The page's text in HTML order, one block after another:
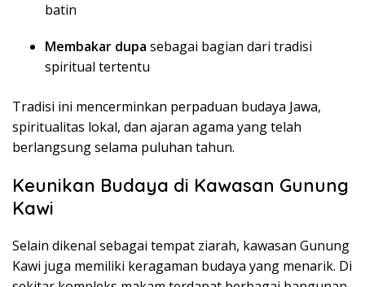
batin
Membakar dupa sebagai bagian dari tradisi
spiritual tertentu
Tradisi ini mencerminkan perpaduan budaya Jawa,
spiritualitas lokal, dan ajaran agama yang telah
berlangsung selama puluhan tahun.
Keunikan Budaya di Kawasan Gunung
Kawi
Selain dikenal sebagai tempat ziarah, kawasan Gunung
Kawi juga memiliki keragaman budaya yang menarik. Di